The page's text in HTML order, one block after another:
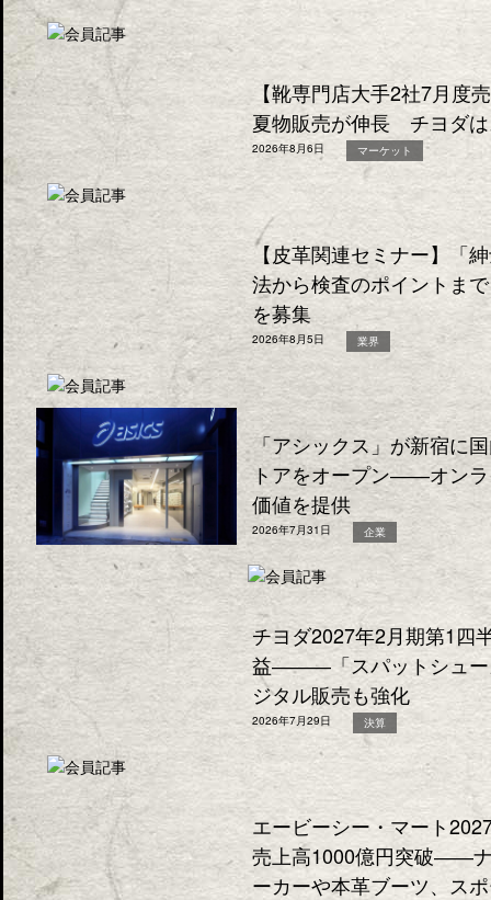
【靴専門店大手2社7月度
夏物販売が伸長 チヨダ
2026年8月6日 マーケット
【皮革関連セミナー】「
法から検査のポイントま
を募集
2026年8月5日 業界
「アシックス」が新宿に
トアをオープン――オンラ
価値を提供
2026年7月31日 企業
チヨダ2027年2月期第1四
益―――「スパットシュー
ジタル販売も強化
2026年7月29日 決算
エービーシー・マート
売上高1000億円突破――
ーカーや本革ブーツ、ス